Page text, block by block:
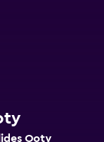
Ooty